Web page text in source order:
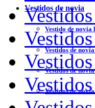
Vestidos de novia
Vestido de
Vestidos de
Vestidos de
Vestidos de